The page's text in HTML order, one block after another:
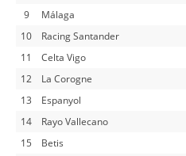
9
Málaga
10
Racing Santander
11
Celta Vigo
12
La Corogne
13
Espanyol
14
Rayo Vallecano
15
Betis